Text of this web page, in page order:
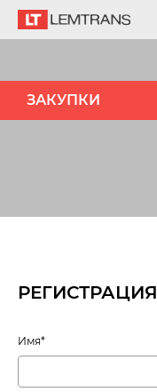
ЗАКУПКИ
РЕГИСТРАЦИЯ
Имя*